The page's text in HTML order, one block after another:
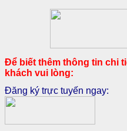
Để biết thêm thông tin chi
khách vui lòng:
Đăng ký trực tuyến ngay: